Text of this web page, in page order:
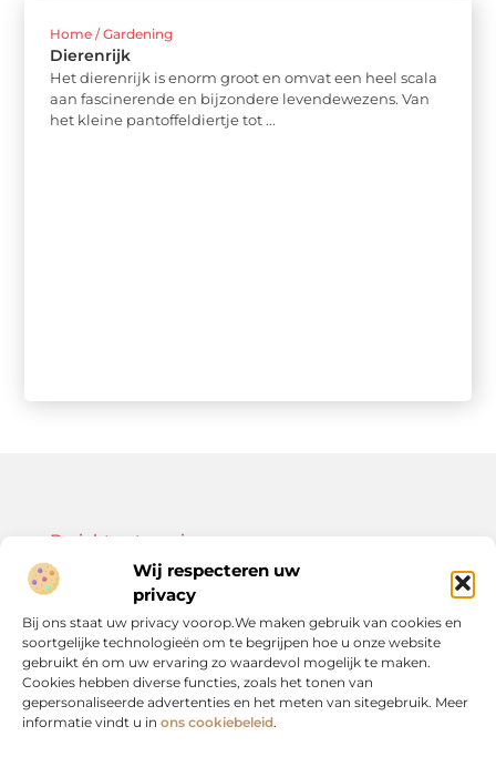
Wij respecteren uw
privacy
Bij ons staat uw privacy voorop.We maken gebruik van cookies en
soortgelijke technologieën om te begrijpen hoe u onze website
gebruikt én om uw ervaring zo waardevol mogelijk te maken.
Cookies hebben diverse functies, zoals het tonen van
gepersonaliseerde advertenties en het meten van sitegebruik. Meer
informatie vindt u in ons cookiebeleid.
Home / Gardening
Dierenrijk
Het dierenrijk is enorm groot en omvat een heel scala
aan fascinerende en bijzondere levendewezens. Van
het kleine pantoffeldiertje tot ...
Onze informatie
Bericht categorie